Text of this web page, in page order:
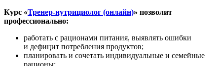
Курс «Тренер-нутрициолог (онлайн)» позволит
профессионально:
работать с рационами питания, выявлять ошибки
и дефицит потребления продуктов;
планировать и сочетать индивидуальные и семейные
рационы;